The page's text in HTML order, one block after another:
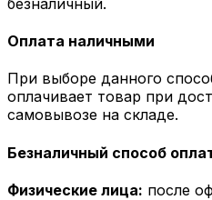
Оплата наличными
При выборе данного
оплачивает товар при
самовывозе на складе.
Безналичный способ
Физические лица: после